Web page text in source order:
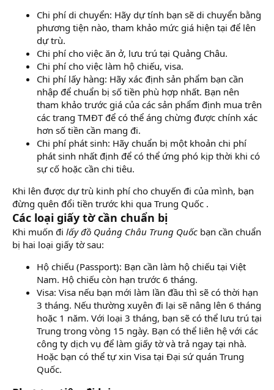
Chi phí di chuyển: Hãy dự tính bạn sẽ di chuyển bằng
phương tiện nào, tham khảo mức giá hiện tại để lên
dự trù.
Chi phí cho việc ăn ở, lưu trú tại Quảng Châu.
Chi phí cho việc làm hộ chiếu, visa.
Chi phí lấy hàng: Hãy xác định sản phẩm bạn cần
nhập để chuẩn bị số tiền phù hợp nhất. Bạn nên
tham khảo trước giá của các sản phẩm định mua trên
các trang TMĐT để có thể áng chừng được chính xác
hơn số tiền cần mang đi.
Chi phí phát sinh: Hãy chuẩn bị một khoản chi phí
phát sinh nhất định để có thể ứng phó kịp thời khi có
sự cố hoặc cần chi tiêu.
Khi lên được dự trù kinh phí cho chuyến đi của mình, bạn
đừng quên đổi tiền trước khi qua Trung Quốc .
Các loại giấy tờ cần chuẩn bị
Khi muốn đi lấy đồ Quảng Châu Trung Quốc bạn cần chuẩn
bị hai loại giấy tờ sau:
Hộ chiếu (Passport): Bạn cần làm hộ chiếu tại Việt
Nam. Hộ chiếu còn hạn trước 6 tháng.
Visa: Visa nếu bạn mới làm lần đầu thì sẽ có thời hạn
3 tháng. Nếu thường xuyên đi lại sẽ nâng lên 6 tháng
hoặc 1 năm. Với loại 3 tháng, bạn sẽ có thể lưu trú tại
Trung trong vòng 15 ngày. Bạn có thể liên hệ với các
công ty dịch vụ để làm giấy tờ và trả ngay tại nhà.
Hoặc bạn có thể tự xin Visa tại Đại sứ quán Trung
Quốc.